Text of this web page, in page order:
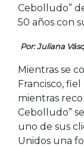
Cebolludo”
50 años con
Por: Juliana
Mientras se
Francisco, fiel
mientras
Cebolludo”
uno de sus
Unidos una